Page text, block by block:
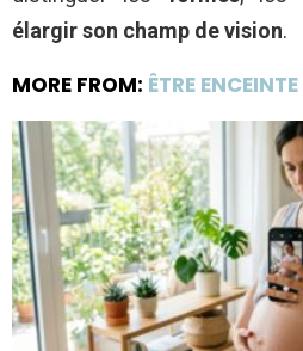
élargir son champ de vision.
MORE FROM: ÊTRE ENCEINTE